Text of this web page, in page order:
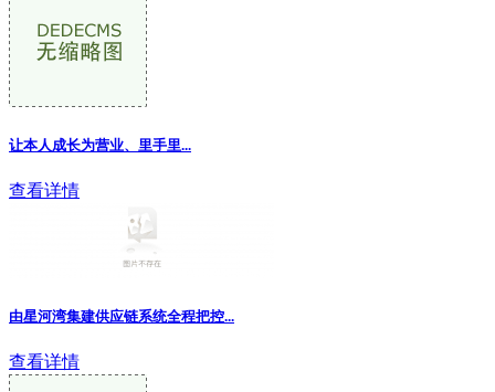
让本人成长为营业、里手里...
查看详情
由星河湾集建供应链系统全程把控...
查看详情